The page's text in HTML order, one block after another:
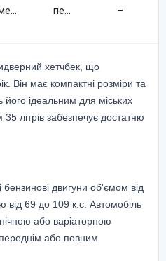
механіка передній –
хетчбек, що
Він має компактні розміри та
ідеальним для міських
літрів забезпечує достатню
двигуни об'ємом від
від 69 до 109 к.с. Автомобіль
або варіаторною
або повним